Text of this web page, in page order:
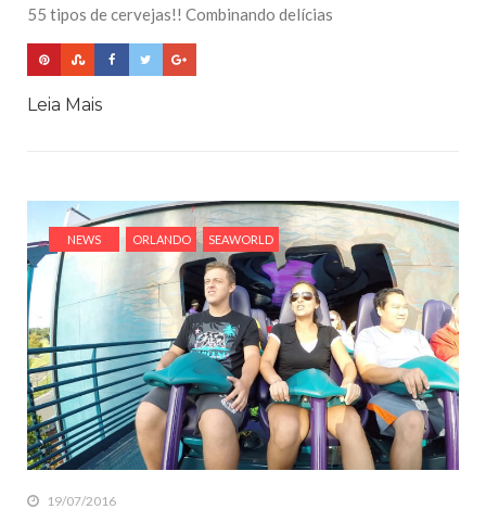
55 tipos de cervejas!! Combinando delícias
Leia Mais
NEWS ORLANDO SEAWORLD
19/07/2016